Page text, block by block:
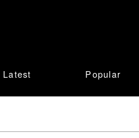
Latest Popular